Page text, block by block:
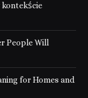
kontekście
People Will
for Homes and